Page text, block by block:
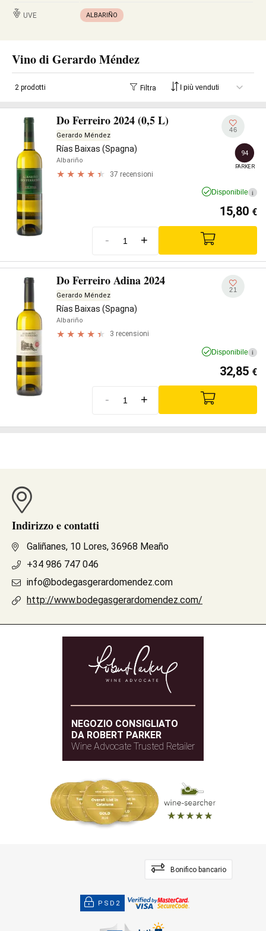
UVE ALBARIÑO
Vino di Gerardo Méndez
2 prodotti Filtra
Do Ferreiro 2024 (0,5 L)
Gerardo Méndez
Rías Baixas (Spagna)
Albariño
37 recensioni
46
94
PARKER
Disponibile i
15,80 €
- +
Do Ferreiro Adina 2024
Gerardo Méndez
Rías Baixas (Spagna)
Albariño
3 recensioni
21
Disponibile i
32,85 €
- +
Indirizzo e contatti
Galiñanes, 10 Lores, 36968 Meaño
+34 986 747 046
info@bodegasgerardomendez.com
http://www.bodegasgerardomendez.com/
NEGOZIO CONSIGLIATO
DA ROBERT PARKER
Wine Advocate Trusted Retailer
Bonifico bancario
PSD2